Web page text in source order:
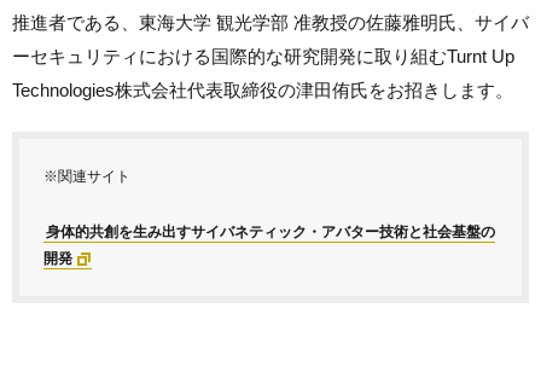
推進者である、東海大学 観光学部 准教授の佐藤雅明氏、サイバ
ーセキュリティにおける国際的な研究開発に取り組むTurnt Up
Technologies株式会社代表取締役の津田侑氏をお招きします。
※関連サイト
身体的共創を生み出すサイバネティック・アバター技術と社会基盤の
開発